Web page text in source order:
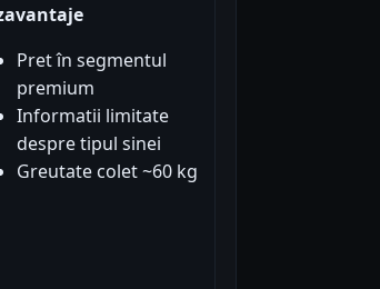
Pret în segmentul
premium
Informatii limitate
despre tipul sinei
Greutate colet ~60 kg